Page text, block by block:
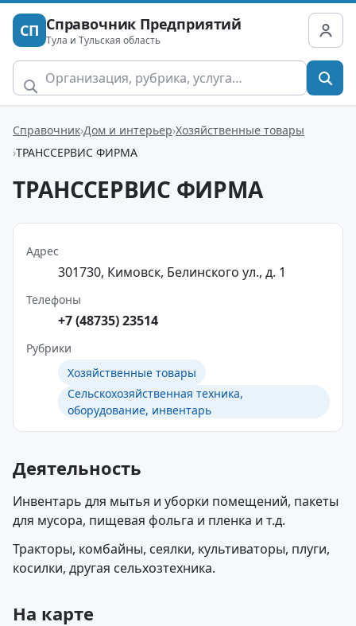
СП Справочник Предприятий
Тула и Тульская область
Справочник Дом и интерьер Хозяйственные товары
ТРАНССЕРВИС ФИРМА
ТРАНССЕРВИС ФИРМА
Адрес
301730, Кимовск, Белинского ул., д. 1
Телефоны
+7 (48735) 23514
Рубрики
Хозяйственные товары
Сельскохозяйственная техника,
оборудование, инвентарь
Деятельность
Инвентарь для мытья и уборки помещений, пакеты
для мусора, пищевая фольга и пленка и т.д.
Тракторы, комбайны, сеялки, культиваторы, плуги,
косилки, другая сельхозтехника.
На карте